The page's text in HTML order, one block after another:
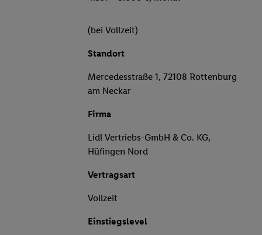
(bei Vollzeit)
Standort
Mercedesstraße 1, 72108 Rottenburg
am Neckar
Firma
Lidl Vertriebs-GmbH & Co. KG,
Hüfingen Nord
Vertragsart
Vollzeit
Einstiegslevel